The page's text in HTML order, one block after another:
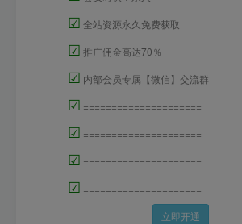
☑ 全站资源永久免费获取
☑ 推广佣金高达70％
☑ 内部会员专属【微信】交流群
☑ =====================
☑ =====================
☑ =====================
☑ =====================
立即开通